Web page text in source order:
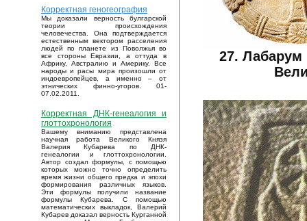
Корректная геногеография
Мы доказали верность булгарской
теории происхождения
человечества. Она подтверждается
естественным вектором расселения
людей по планете из Поволжья во
все стороны Евразии, а оттуда в
Африку, Австралию и Америку. Все
народы и расы мира произошли от
индоевропейцев, а именно – от
этнических финно-угоров. 01-
07.02.2011.
Корректная ДНК-генеалогия и
глоттохронология
Вашему вниманию представлена
научная работа Великого Князя
Валерия Кубарева по ДНК-
генеалогии и глоттохронологии.
Автор создал формулы, с помощью
которых можно точно определить
время жизни общего предка и эпохи
формирования различных языков.
Эти формулы получили название
формулы Кубарева. С помощью
математических выкладок, Валерий
Кубарев доказал верность Курганной
27. Лабарум